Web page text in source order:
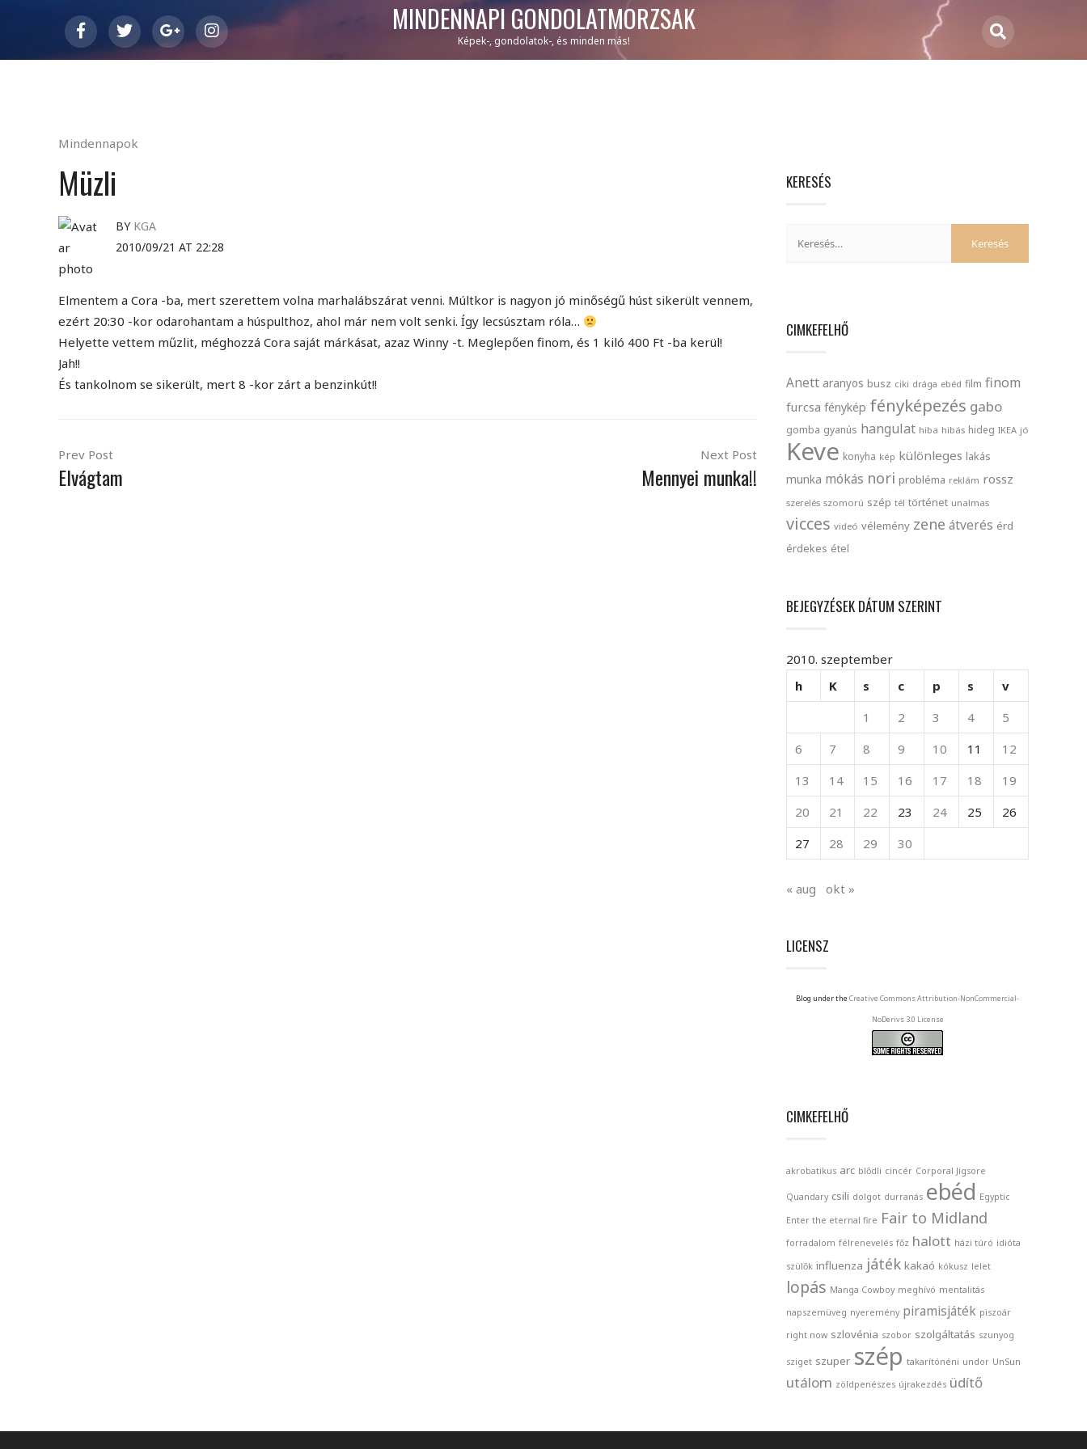
MINDENNAPI GONDOLATMORZSÁK
Képek-, gondolatok-, és minden más!
Mindennapok
Müzli
BY KGA
2010/09/21 AT 22:28
Elmentem a Cora -ba, mert szerettem volna marhalábszárat venni. Múltkor is nagyon jó minőségű húst sikerült vennem,
ezért 20:30 -kor odarohantam a húspulthoz, ahol már nem volt senki. Így lecsúsztam róla…
Helyette vettem műzlit, méghozzá Cora saját márkásat, azaz Winny -t. Meglepően finom, és 1 kiló 400 Ft -ba kerül!
Jah!!
És tankolnom se sikerült, mert 8 -kor zárt a benzinkút!!
Prev Post
Elvágtam
Next Post
Mennyei munka!!
KERESÉS
CIMKEFELHŐ
Anett aranyos busz ciki drága ebéd film finom
furcsa fénykép fényképezés gabo
gomba gyanús hangulat hiba hibás hideg IKEA jó
Keve konyha kép különleges lakás
munka mókás nori probléma reklám rossz
szerelés szomorú szép tél történet unalmas
vicces videó vélemény zene átverés érd
érdekes étel
BEJEGYZÉSEK DÁTUM SZERINT
2010. szeptember
h
K s c p s
v
1
2 3 4
5
6
7 8 9 10 11
12
13
14 15 16 17 18
19
20
21 22 23 24 25
26
27
28 29 30
« aug okt »
LICENSZ
Blog under the Creative Commons Attribution-NonCommercial-
NoDerivs 3.0 License
CIMKEFELHŐ
akrobatikus arc blődli cincér Corporal Jigsore
Quandary csili dolgot durranás ebéd Egyptic
Enter the eternal fire Fair to Midland
forradalom félrenevelés főz halott házi túró idióta
szülők influenza játék kakaó kókusz lelet
lopás Manga Cowboy meghívó mentalitás
napszemüveg nyeremény piramisjáték piszoár
right now szlovénia szobor szolgáltatás szunyog
sziget szuper szép takarítónéni undor UnSun
utálom zöldpenészes újrakezdés üdítő